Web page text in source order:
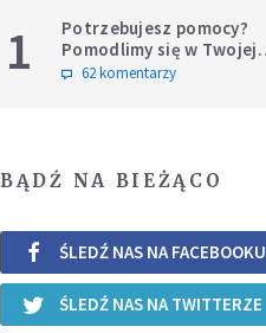
1
Potrzebujesz pomocy?
Pomodlimy się w Twojej
intencji
62 komentarzy
BĄDŹ NA BIEŻĄCO
ŚLEDŹ NAS NA FACEBOOKU
ŚLEDŹ NAS NA TWITTERZE